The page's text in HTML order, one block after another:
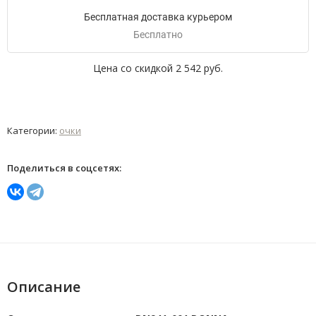
Бесплатная доставка курьером
Бесплатно
Цена со скидкой 2 542 руб.
Категории: очки
Поделиться в соцсетях:
Описание